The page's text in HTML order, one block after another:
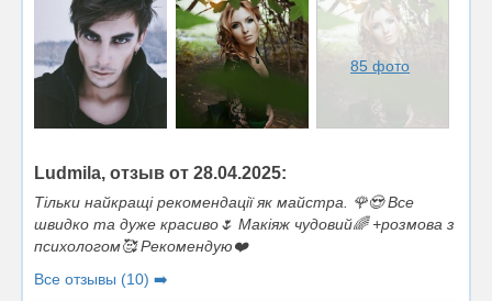
85 фото
Ludmila, отзыв от 28.04.2025:
Тільки найкращі рекомендації як майстра. 🌹😍 Все
швидко та дуже красиво🌷 Макіяж чудовий🌈 +розмова з
психологом🥰 Рекомендую❤️
Все отзывы (10) ➡️